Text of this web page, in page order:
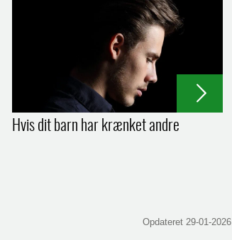
Hvis dit barn har krænket andre
Opdateret 29-01-2026